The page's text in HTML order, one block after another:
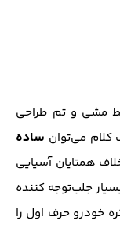
مشی و تم طراحی
کلام می‌توان ساده
همتایان آسیایی
جلب‌توجه کننده
خودرو حرف اول را